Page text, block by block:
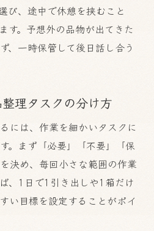
び、途中で休憩を挟むこと
す。予想外の品物が出てきた
、一時保管して後日話し合う
理タスクの分け方
には、作業を細かいタスクに
。まず「必要」「不要」「保
決め、毎回小さな範囲の作業
、1日で1引き出しや1箱だけ
い目標を設定することがポイ